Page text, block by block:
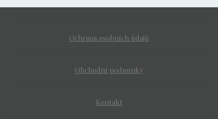
Ochrana osobních údajů
Obchodní podmínky
Kontakt